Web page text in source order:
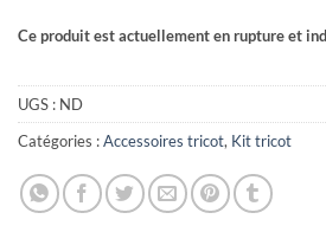
Ce produit est actuellement en rupture et
UGS : ND
Catégories :Accessoires tricot, Kit tricot